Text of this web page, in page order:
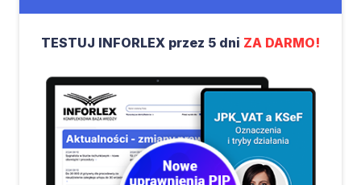
TESTUJ INFORLEX przez 5 dni ZA DARMO!